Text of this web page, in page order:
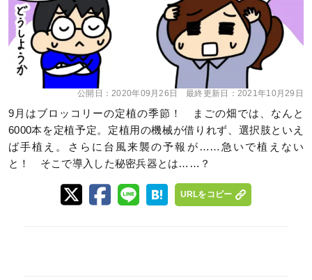
公開日：2020年09月26日 最終更新日： 2021年10月29日
9月はブロッコリーの定植の季節！ まごの畑では、なんと
6000本を定植予定。定植用の機械が借りれず、選択肢といえ
ば手植え。さらに台風来襲の予報が……急いで植えない
と！ そこで導入した秘密兵器とは……？
URLをコピー